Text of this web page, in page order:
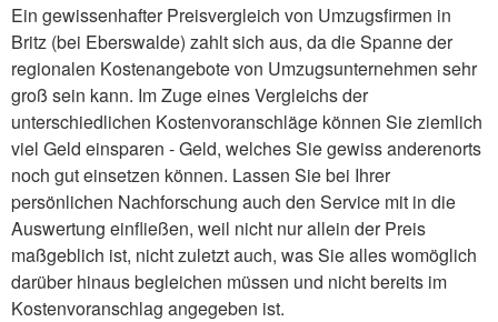
Ein gewissenhafter Preisvergleich von Umzugsfirmen in
Britz (bei Eberswalde) zahlt sich aus, da die Spanne der
regionalen Kostenangebote von Umzugsunternehmen sehr
groß sein kann. Im Zuge eines Vergleichs der
unterschiedlichen Kostenvoranschläge können Sie ziemlich
viel Geld einsparen - Geld, welches Sie gewiss anderenorts
noch gut einsetzen können. Lassen Sie bei Ihrer
persönlichen Nachforschung auch den Service mit in die
Auswertung einfließen, weil nicht nur allein der Preis
maßgeblich ist, nicht zuletzt auch, was Sie alles womöglich
darüber hinaus begleichen müssen und nicht bereits im
Kostenvoranschlag angegeben ist.